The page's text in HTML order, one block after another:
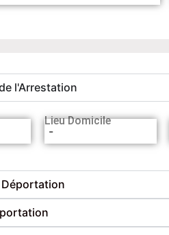
l'Arrestation
Lieu Domicile
-